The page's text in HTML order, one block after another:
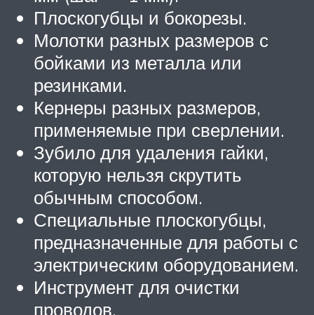
Плоскогубцы и бокорезы.
Молотки разных размеров с
бойками из металла или
резинками.
Кернеры разных размеров,
применяемые при сверлении.
Зубило для удаления гайки,
которую нельзя скрутить
обычным способом.
Специальные плоскогубцы,
предназначенные для работы с
электрическим оборудованием.
Инструмент для очистки
проводов.